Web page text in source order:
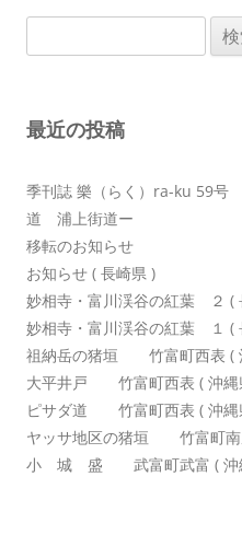
ン
索:
最近の投稿
季刊誌 樂（らく）ra-ku 59
道 浦上街道ー
移転のお知らせ
お知らせ ( 長崎県 )
妙相寺・富川渓谷の紅葉 ２ (
妙相寺・富川渓谷の紅葉 １ (
祖納岳の猪垣 竹富町西表 (
大平井戸 竹富町西表 ( 沖縄
ピサダ道 竹富町西表 ( 沖縄
ヤッサ地区の猪垣 竹富町南
小 城 盛 武富町武富 ( 沖